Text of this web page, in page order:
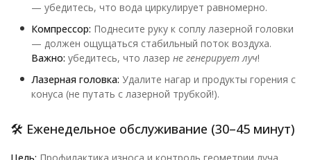
— убедитесь, что вода циркулирует равномерно.
Компрессор: Поднесите руку к соплу лазерной головки
— должен ощущаться стабильный поток воздуха.
Важно: убедитесь, что лазер не генерирует луч!
Лазерная головка: Удалите нагар и продукты горения с
конуса (не путать с лазерной трубкой!).
🛠 Еженедельное обслуживание (30–45 минут)